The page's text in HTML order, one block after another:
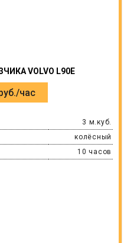
VOLVO L90E
час
3 м.куб.
колёсный
10 часов